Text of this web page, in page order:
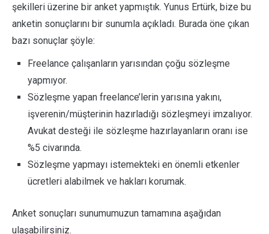
şekilleri üzerine bir anket yapmıştık. Yunus Ertürk, bize bu
anketin sonuçlarını bir sunumla açıkladı. Burada öne çıkan
bazı sonuçlar şöyle:
Freelance çalışanların yarısından çoğu sözleşme
yapmıyor.
Sözleşme yapan freelance’lerin yarısına yakını,
işverenin/müşterinin hazırladığı sözleşmeyi imzalıyor.
Avukat desteği ile sözleşme hazırlayanların oranı ise
%5 civarında.
Sözleşme yapmayı istemekteki en önemli etkenler
ücretleri alabilmek ve hakları korumak.
Anket sonuçları sunumumuzun tamamına aşağıdan
ulaşabilirsiniz.